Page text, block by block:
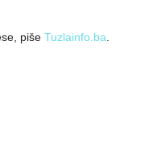
piše Tuzlainfo.ba